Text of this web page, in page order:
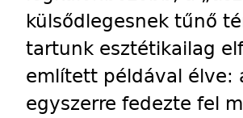
külsődlegesnek tűnő
tartunk esztétikailag
említett példával élve:
egyszerre fedezte fel